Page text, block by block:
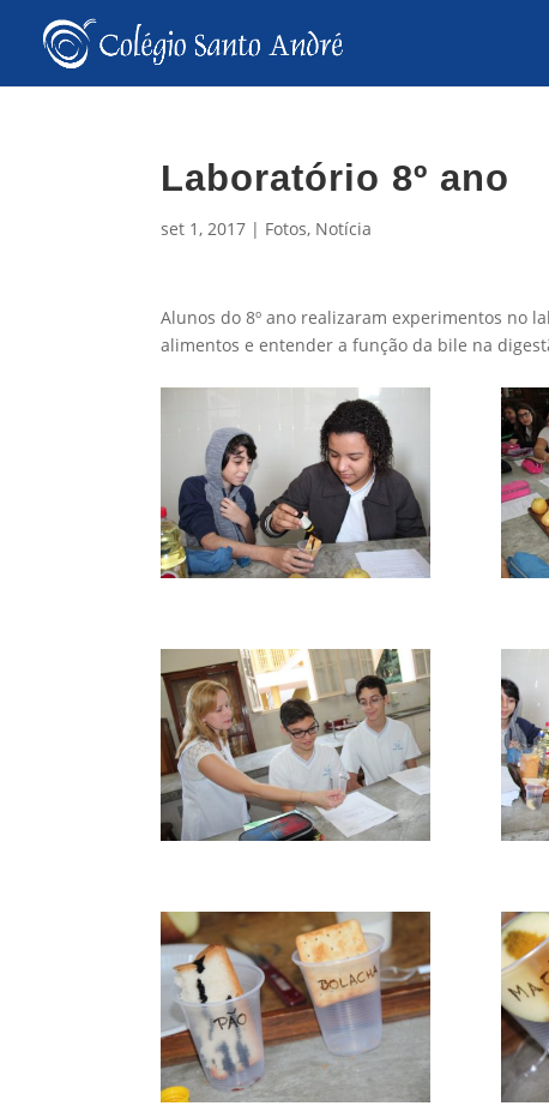
Laboratório 8º ano
set 1, 2017 | Fotos, Notícia
Alunos do 8º ano realizaram experimentos no
alimentos e entender a função da bile na